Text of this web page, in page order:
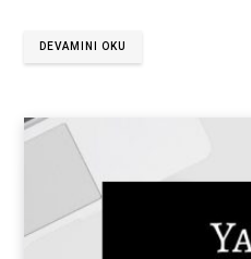
DEVAMINI OKU